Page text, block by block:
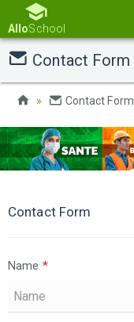
AlloSchool
Contact Form
Contact Form
Contact Form
Name *